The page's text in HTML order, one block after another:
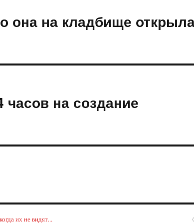
она на кладбище
на создание
их не видят...